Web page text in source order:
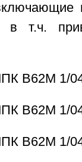
в т.ч.
В62М 1/
В62М 1/
В62М 1/